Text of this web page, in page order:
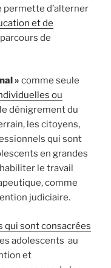
permette d’alterner
et de
de
» comme seule
ou
dénigrement du
les citoyens,
qui sont
en grandes
le travail
comme
judiciaire.
qui sont consacrées
adolescents au
et